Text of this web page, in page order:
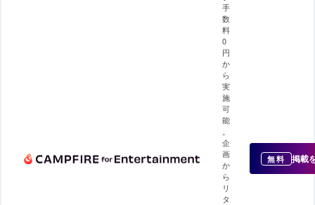
手
数
料
0
円
か
ら
実
施
可
能
。
企
画
か
ら
リ
タ
無料 掲載